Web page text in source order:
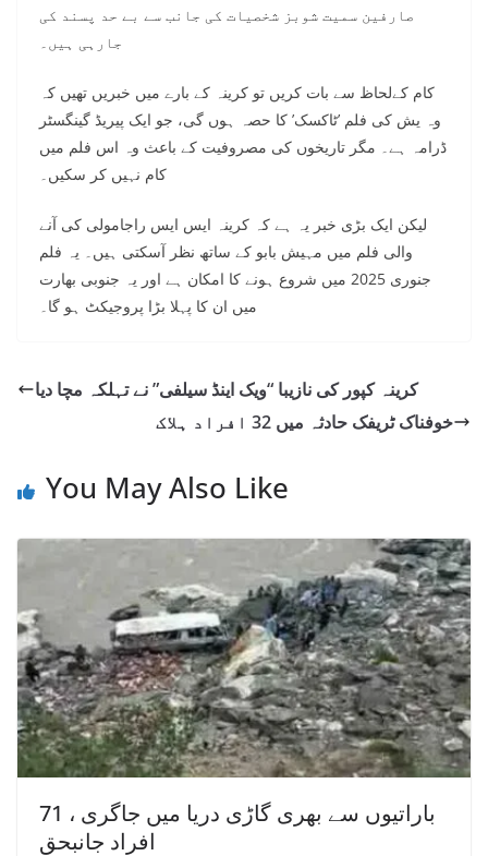
صارفین سمیت شوبز شخصیات کی جانب سے بے حد پسند کی
جارہی ہیں۔
کام کےلحاظ سے بات کریں تو کرینہ کے بارے میں خبریں تھیں کہ
وہ یش کی فلم ’ٹاکسک’ کا حصہ ہوں گی، جو ایک پیریڈ گینگسٹر
ڈرامہ ہے۔ مگر تاریخوں کی مصروفیت کے باعث وہ اس فلم میں
کام نہیں کر سکیں۔
لیکن ایک بڑی خبر یہ ہے کہ کرینہ ایس ایس راجامولی کی آنے
والی فلم میں مہیش بابو کے ساتھ نظر آسکتی ہیں۔ یہ فلم
جنوری 2025 میں شروع ہونے کا امکان ہے اور یہ جنوبی بھارت
میں ان کا پہلا بڑا پروجیکٹ ہو گا۔
کرینہ کپور کی نازیبا “ویک اینڈ سیلفی” نے تہلکہ مچا دیا
خوفناک ٹریفک حادثہ میں 32 افراد ہلاک
You May Also Like
باراتیوں سے بھری گاڑی دریا میں جاگری ، 71
افراد جانبحق